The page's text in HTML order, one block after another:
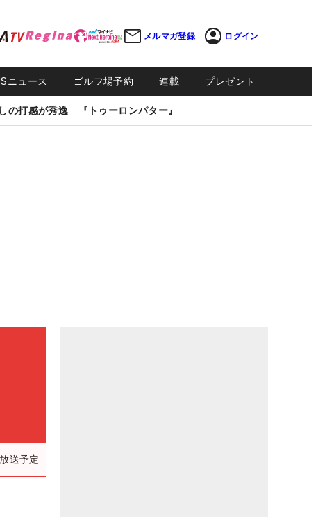
メルマガ登録 ログイン
ニュース ゴルフ場予約 連載 プレゼント
の打感が秀逸 『トゥーロンパター』
送予定